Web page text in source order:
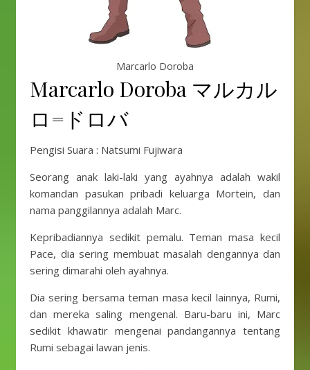
Marcarlo Doroba
Marcarlo Doroba マルカル
ロ=ドロバ
Pengisi Suara : Natsumi Fujiwara
Seorang anak laki-laki yang ayahnya adalah wakil
komandan pasukan pribadi keluarga Mortein, dan
nama panggilannya adalah Marc.
Kepribadiannya sedikit pemalu. Teman masa kecil
Pace, dia sering membuat masalah dengannya dan
sering dimarahi oleh ayahnya.
Dia sering bersama teman masa kecil lainnya, Rumi,
dan mereka saling mengenal. Baru-baru ini, Marc
sedikit khawatir mengenai pandangannya tentang
Rumi sebagai lawan jenis.